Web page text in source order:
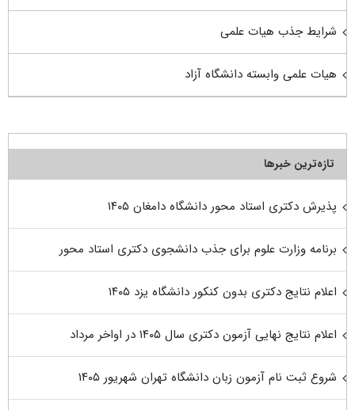
شرایط جذب هیات علمی
هیات علمی وابسته دانشگاه آزاد
تازه‌ترین خبرها
پذیرش دکتری استاد محور دانشگاه دامغان ۱۴۰۵
برنامه وزارت علوم برای جذب دانشجوی دکتری استاد محور
اعلام نتایج دکتری بدون کنکور دانشگاه یزد ۱۴۰۵
اعلام نتایج نهایی آزمون دکتری سال ۱۴۰۵ در اواخر مرداد
شروع ثبت نام آزمون زبان دانشگاه تهران شهریور ۱۴۰۵